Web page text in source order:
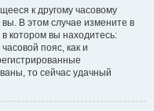
к другому часовому
вы. В этом случае измените в
котором вы находитесь:
пояс, как и
то сейчас удачный